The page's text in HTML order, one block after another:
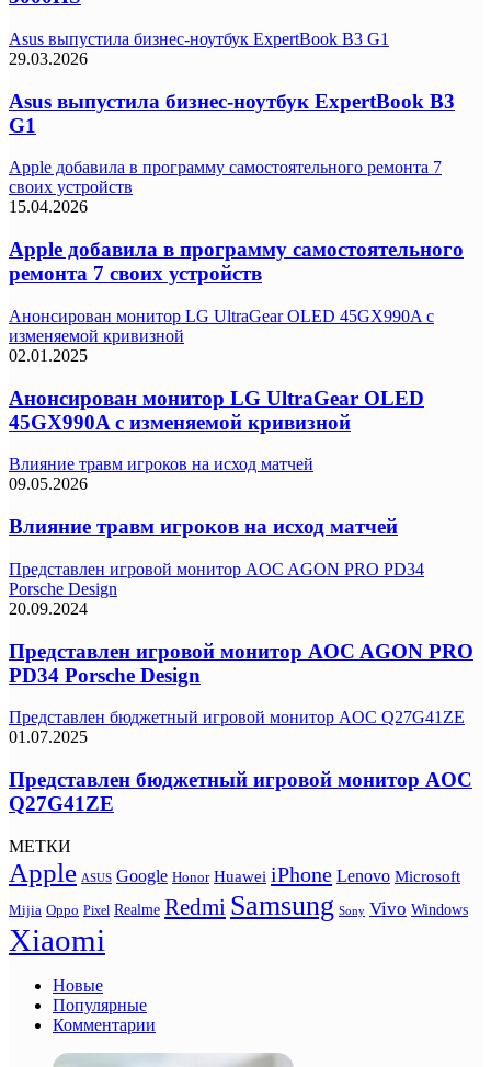
Asus выпустила бизнес-ноутбук ExpertBook B3 G1
29.03.2026
Asus выпустила бизнес-ноутбук ExpertBook B3
G1
Apple добавила в программу самостоятельного ремонта 7
своих устройств
15.04.2026
Apple добавила в программу самостоятельного
ремонта 7 своих устройств
Анонсирован монитор LG UltraGear OLED 45GX990A с
изменяемой кривизной
02.01.2025
Анонсирован монитор LG UltraGear OLED
45GX990A с изменяемой кривизной
Влияние травм игроков на исход матчей
09.05.2026
Влияние травм игроков на исход матчей
Представлен игровой монитор AOC AGON PRO PD34
Porsche Design
20.09.2024
Представлен игровой монитор AOC AGON PRO
PD34 Porsche Design
Представлен бюджетный игровой монитор AOC Q27G41ZE
01.07.2025
Представлен бюджетный игровой монитор AOC
Q27G41ZE
МЕТКИ
Apple ASUS Google Honor Huawei iPhone Lenovo Microsoft
Mijia Oppo Pixel Realme Redmi Samsung Sony Vivo Windows
Xiaomi
Новые
Популярные
Комментарии